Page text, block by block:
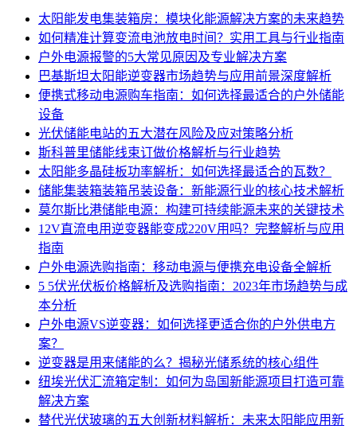
太阳能发电集装箱房：模块化能源解决方案的未来趋势
如何精准计算变流电池放电时间？实用工具与行业指南
户外电源报警的5大常见原因及专业解决方案
巴基斯坦太阳能逆变器市场趋势与应用前景深度解析
便携式移动电源购车指南：如何选择最适合的户外储能
设备
光伏储能电站的五大潜在风险及应对策略分析
斯科普里储能线束订做价格解析与行业趋势
太阳能多晶硅板功率解析：如何选择最适合的瓦数？
储能集装箱装箱吊装设备：新能源行业的核心技术解析
莫尔斯比港储能电源：构建可持续能源未来的关键技术
12V直流电用逆变器能变成220V用吗？完整解析与应用
指南
户外电源选购指南：移动电源与便携充电设备全解析
5 5伏光伏板价格解析及选购指南：2023年市场趋势与成
本分析
户外电源VS逆变器：如何选择更适合你的户外供电方
案？
逆变器是用来储能的么？揭秘光储系统的核心组件
纽埃光伏汇流箱定制：如何为岛国新能源项目打造可靠
解决方案
替代光伏玻璃的五大创新材料解析：未来太阳能应用新